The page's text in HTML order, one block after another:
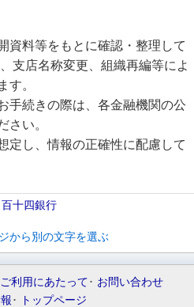
資料等をもとに確認・整理して
支店名称変更、組織再編等によ
す。
手続きの際は、各金融機関の公
さい。
定し、情報の正確性に配慮して
百十四銀行
から別の文字を選ぶ
ご利用にあたって
お問い合わせ
トップページ